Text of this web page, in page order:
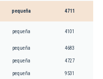
pequeña 4711
pequeña 4101
pequeña 4683
pequeña 4727
pequeña 9531